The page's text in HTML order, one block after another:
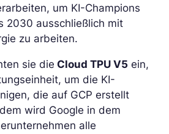
um KI-Champions
2030 ausschließlich mit
zu arbeiten.
sie die Cloud TPU V5 ein,
um die KI-
die auf GCP erstellt
wird Google in dem
alle